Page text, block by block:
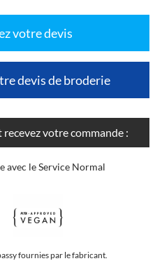
votre devis
devis de broderie
votre commande :
avec le Service Normal
fournies par le fabricant.